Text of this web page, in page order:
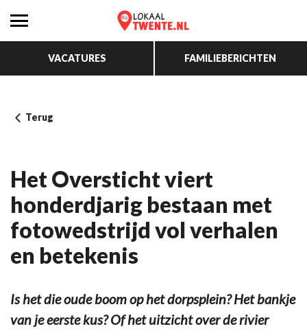
VACATURES FAMILIEBERICHTEN
Terug
Het Oversticht viert
honderdjarig bestaan met
fotowedstrijd vol verhalen
en betekenis
Is het die oude boom op het dorpsplein? Het bankje
van je eerste kus? Of het uitzicht over de rivier